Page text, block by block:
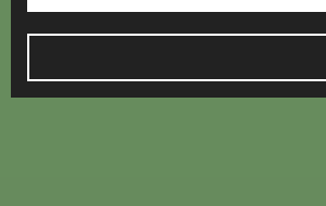
Cookie Einstellungen